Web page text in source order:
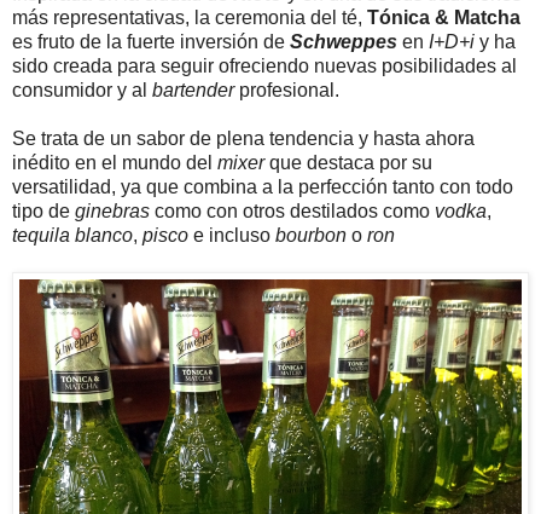
más representativas, la ceremonia del té, Tónica & Matcha
es fruto de la fuerte inversión de Schweppes en I+D+i y ha
sido creada para seguir ofreciendo nuevas posibilidades al
consumidor y al bartenderprofesional.
Se trata de un sabor de plena tendencia y hasta ahora
inédito en el mundo del mixerque destaca por su
versatilidad, ya que combina a la perfección tanto con todo
tipo de ginebras como con otros destilados como vodka,
tequila blanco, pisco e incluso bourbon o ron